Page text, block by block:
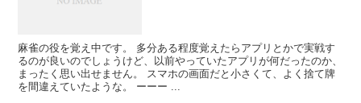
麻雀の役を覚え中です。 多分ある程度覚えたらアプリとかで実戦す
るのが良いのでしょうけど、以前やっていたアプリが何だったのか、
まったく思い出せません。 スマホの画面だと小さくて、よく捨て牌
を間違えていたような。 ーーー ...